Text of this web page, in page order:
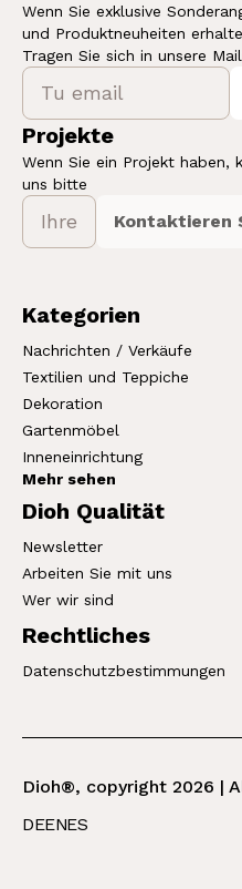
Wenn Sie exklusive
und Produktneuheiten
Tragen Sie sich in unsere
Projekte
Wenn Sie ein Projekt haben,
uns bitte
Kontaktieren
Kategorien
Nachrichten / Verkäufe
Textilien und Teppiche
Dekoration
Gartenmöbel
Inneneinrichtung
Mehr sehen
Dioh Qualität
Newsletter
Arbeiten Sie mit uns
Wer wir sind
Rechtliches
Datenschutzbestimmungen
Dioh®, copyright 2026 |
DEENES